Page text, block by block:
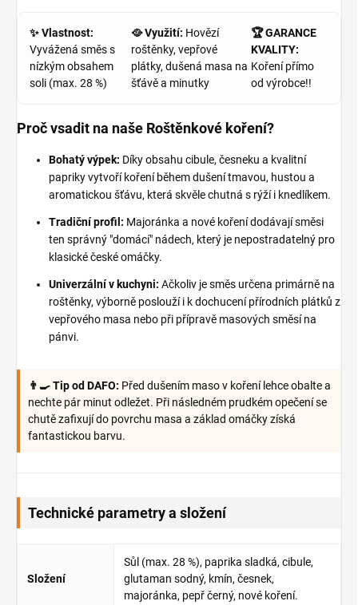
✨ Vlastnost:
Vyvážená směs s
nízkým obsahem
soli (max. 28 %)
🥘 Využití: Hovězí
roštěnky, vepřové
plátky, dušená masa na
šťávě a minutky
🏆 GARANCE
KVALITY:
Koření přímo
od výrobce!!
Proč vsadit na naše Roštěnkové koření?
Bohatý výpek: Díky obsahu cibule, česneku a kvalitní
papriky vytvoří koření během dušení tmavou, hustou a
aromatickou šťávu, která skvěle chutná s rýží i knedlíkem.
Tradiční profil: Majoránka a nové koření dodávají směsi
ten správný "domácí" nádech, který je nepostradatelný pro
klasické české omáčky.
Univerzální v kuchyni: Ačkoliv je směs určena primárně na
roštěnky, výborně poslouží i k dochucení přírodních plátků z
vepřového masa nebo při přípravě masových směsí na
pánvi.
👨‍🍳 Tip od DAFO: Před dušením maso v koření lehce obalte a
nechte pár minut odležet. Při následném prudkém opečení se
chutě zafixují do povrchu masa a základ omáčky získá
fantastickou barvu.
Technické parametry a složení
Složení
Sůl (max. 28 %), paprika sladká, cibule,
glutaman sodný, kmín, česnek,
majoránka, pepř černý, nové koření.